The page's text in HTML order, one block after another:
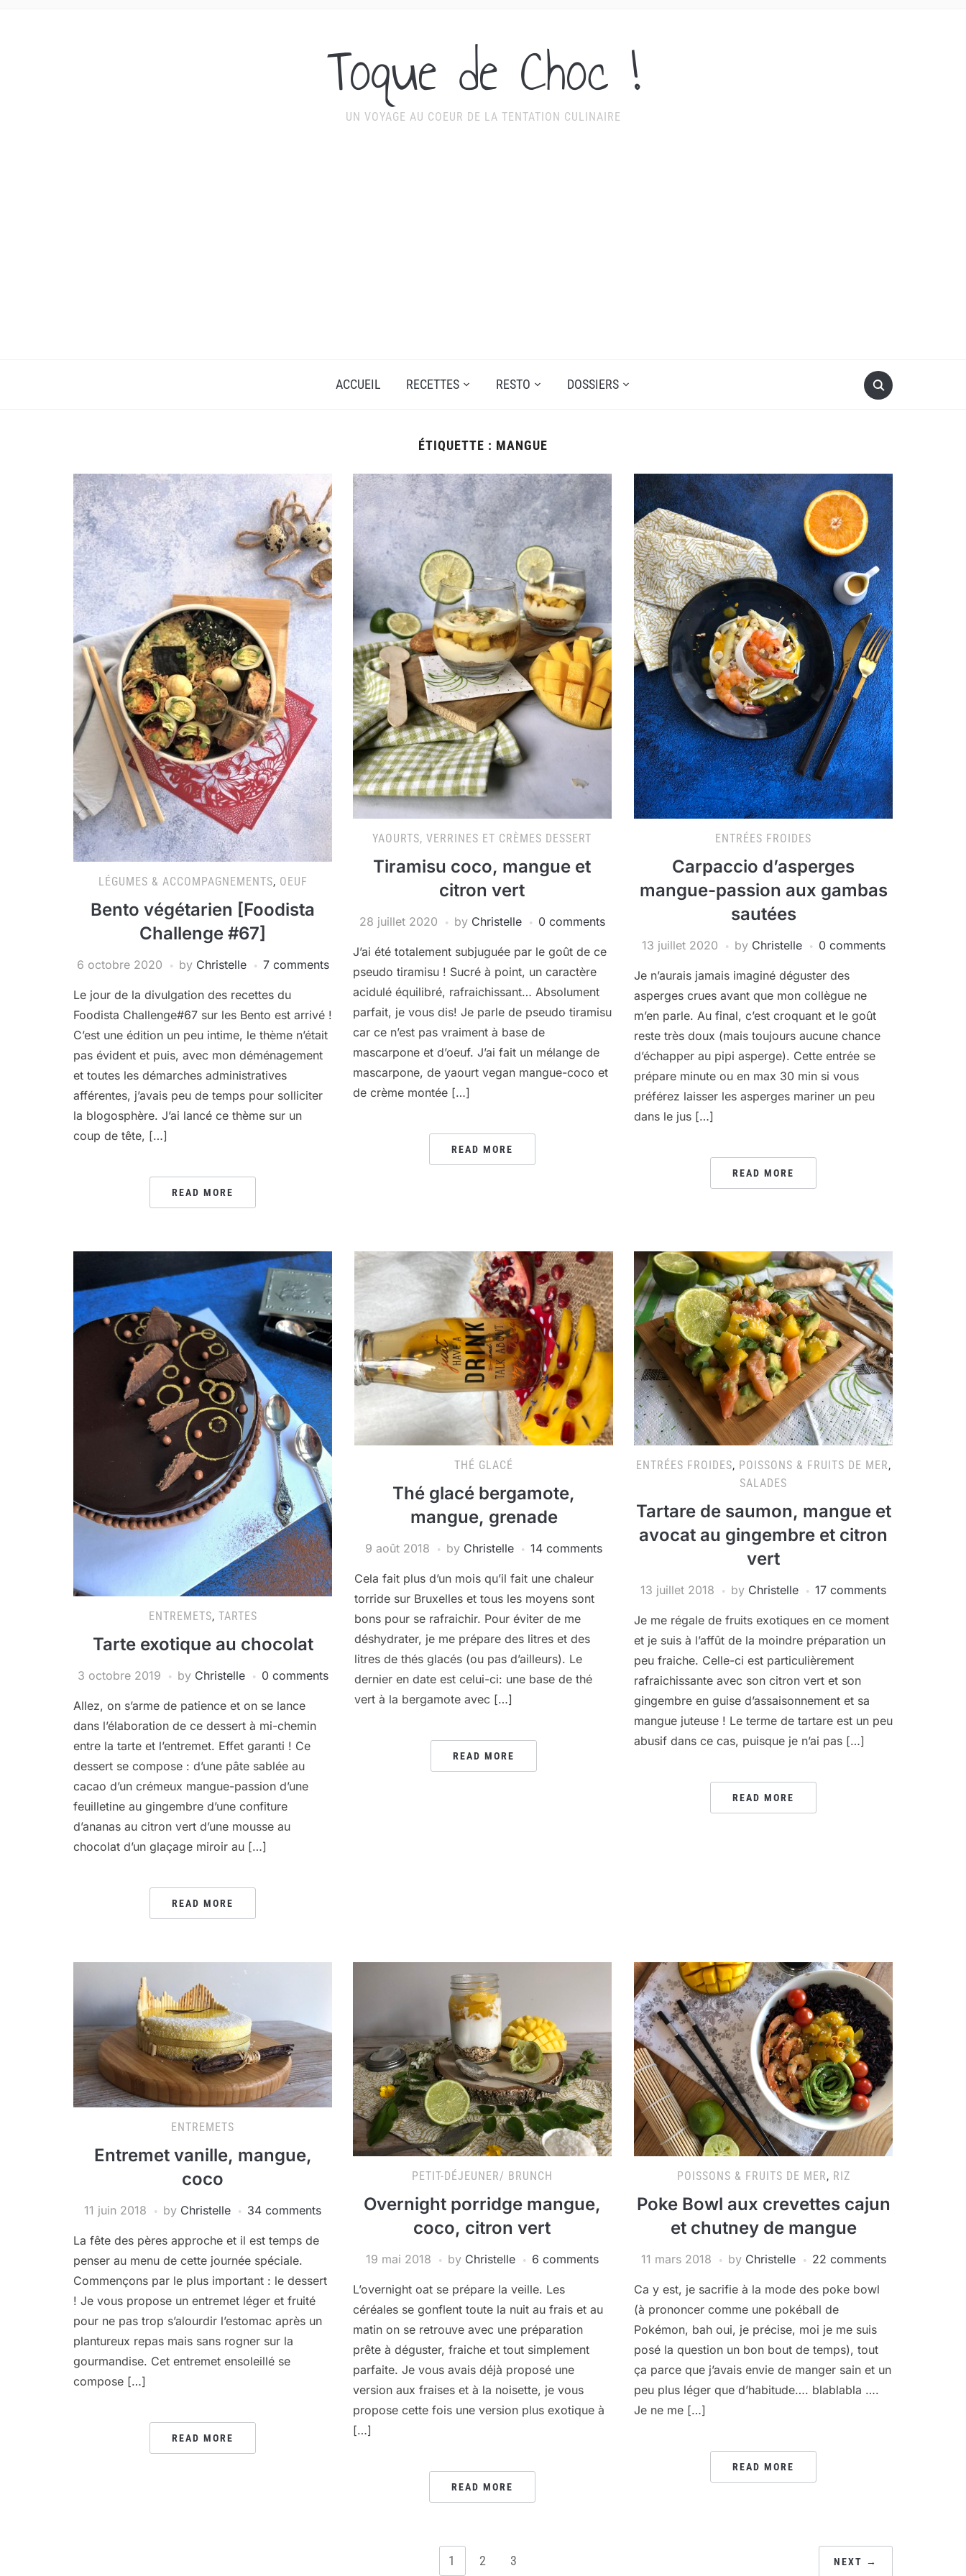
Toque de Choc !
UN VOYAGE AU COEUR DE LA TENTATION CULINAIRE
ACCUEIL RECETTES RESTO DOSSIERS
ÉTIQUETTE : MANGUE
LÉGUMES & ACCOMPAGNEMENTS, OEUF
Bento végétarien [Foodista
Challenge #67]
6 octobre 2020 by Christelle 7 comments
Le jour de la divulgation des recettes du
Foodista Challenge#67 sur les Bento est arrivé !
C’est une édition un peu intime, le thème n’était
pas évident et puis, avec mon déménagement
et toutes les démarches administratives
afférentes, j’avais peu de temps pour solliciter
la blogosphère. J’ai lancé ce thème sur un
coup de tête, […]
READ MORE
YAOURTS, VERRINES ET CRÈMES DESSERT
Tiramisu coco, mangue et
citron vert
28 juillet 2020 by Christelle 0 comments
J’ai été totalement subjuguée par le goût de ce
pseudo tiramisu ! Sucré à point, un caractère
acidulé équilibré, rafraichissant… Absolument
parfait, je vous dis! Je parle de pseudo tiramisu
car ce n’est pas vraiment à base de
mascarpone et d’oeuf. J’ai fait un mélange de
mascarpone, de yaourt vegan mangue-coco et
de crème montée […]
READ MORE
ENTRÉES FROIDES
Carpaccio d’asperges
mangue-passion aux gambas
sautées
13 juillet 2020 by Christelle 0 comments
Je n’aurais jamais imaginé déguster des
asperges crues avant que mon collègue ne
m’en parle. Au final, c’est croquant et le goût
reste très doux (mais toujours aucune chance
d’échapper au pipi asperge). Cette entrée se
prépare minute ou en max 30 min si vous
préférez laisser les asperges mariner un peu
dans le jus […]
READ MORE
ENTREMETS, TARTES
Tarte exotique au chocolat
3 octobre 2019 by Christelle 0 comments
Allez, on s’arme de patience et on se lance
dans l’élaboration de ce dessert à mi-chemin
entre la tarte et l’entremet. Effet garanti ! Ce
dessert se compose : d’une pâte sablée au
cacao d’un crémeux mangue-passion d’une
feuilletine au gingembre d’une confiture
d’ananas au citron vert d’une mousse au
chocolat d’un glaçage miroir au […]
READ MORE
THÉ GLACÉ
Thé glacé bergamote,
mangue, grenade
9 août 2018 by Christelle 14 comments
Cela fait plus d’un mois qu’il fait une chaleur
torride sur Bruxelles et tous les moyens sont
bons pour se rafraichir. Pour éviter de me
déshydrater, je me prépare des litres et des
litres de thés glacés (ou pas d’ailleurs). Le
dernier en date est celui-ci: une base de thé
vert à la bergamote avec […]
READ MORE
ENTRÉES FROIDES, POISSONS & FRUITS DE MER,
SALADES
Tartare de saumon, mangue et
avocat au gingembre et citron
vert
13 juillet 2018 by Christelle 17 comments
Je me régale de fruits exotiques en ce moment
et je suis à l’affût de la moindre préparation un
peu fraiche. Celle-ci est particulièrement
rafraichissante avec son citron vert et son
gingembre en guise d’assaisonnement et sa
mangue juteuse ! Le terme de tartare est un peu
abusif dans ce cas, puisque je n’ai pas […]
READ MORE
ENTREMETS
Entremet vanille, mangue,
coco
11 juin 2018 by Christelle 34 comments
La fête des pères approche et il est temps de
penser au menu de cette journée spéciale.
Commençons par le plus important : le dessert
! Je vous propose un entremet léger et fruité
pour ne pas trop s’alourdir l’estomac après un
plantureux repas mais sans rogner sur la
gourmandise. Cet entremet ensoleillé se
compose […]
READ MORE
PETIT-DÉJEUNER/ BRUNCH
Overnight porridge mangue,
coco, citron vert
19 mai 2018 by Christelle 6 comments
L’overnight oat se prépare la veille. Les
céréales se gonflent toute la nuit au frais et au
matin on se retrouve avec une préparation
prête à déguster, fraiche et tout simplement
parfaite. Je vous avais déjà proposé une
version aux fraises et à la noisette, je vous
propose cette fois une version plus exotique à
[…]
READ MORE
POISSONS & FRUITS DE MER, RIZ
Poke Bowl aux crevettes cajun
et chutney de mangue
11 mars 2018 by Christelle 22 comments
Ca y est, je sacrifie à la mode des poke bowl
(à prononcer comme une pokéball de
Pokémon, bah oui, je précise, moi je me suis
posé la question un bon bout de temps), tout
ça parce que j’avais envie de manger sain et un
peu plus léger que d’habitude…. blablabla ….
Je ne me […]
READ MORE
1 2 3 NEXT →